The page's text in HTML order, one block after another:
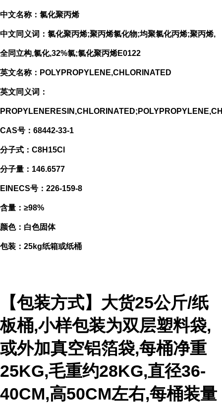
中文名称：氯化聚丙烯
中文同义词：氯化聚丙烯;聚丙烯氯化物;均聚氯化丙烯;聚丙烯,
全同立构,氯化,32%氯;氯化聚丙烯E0122
英文名称：POLYPROPYLENE,CHLORINATED
英文同义词：
CAS号：68442-33-1
分子式：C8H15Cl
分子量：146.6577
EINECS号：226-159-8
含量：≥98%
颜色：白色固体
包装：25kg纸箱或纸桶
【包装方式】大货25公斤/纸
板桶,小样包装为双层塑料袋,
或外加真空铝箔袋,每桶净重
25KG,毛重约28KG,直径36-
40CM,高50CM左右,每桶装量